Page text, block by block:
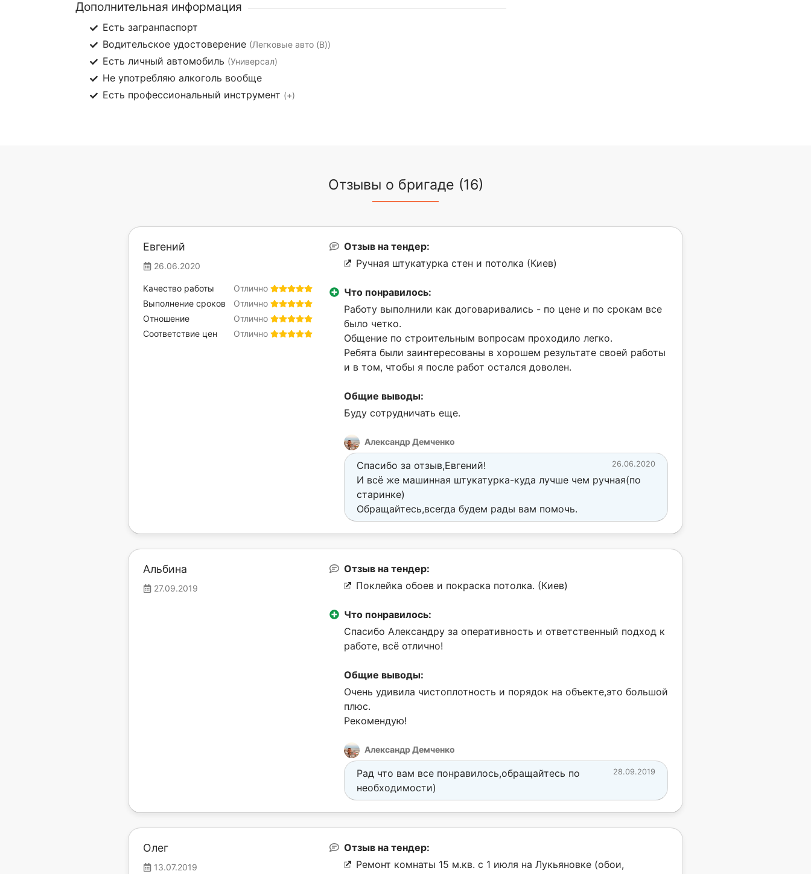
Дополнительная информация
Есть загранпаспорт
Водительское удостоверение (Легковые авто (B))
Есть личный автомобиль (Универсал)
Не употребляю алкоголь вообще
Есть профессиональный инструмент (+)
Отзывы о бригаде (16)
Евгений
26.06.2020
Отлично
Качество работы
Отлично
Выполнение сроков
Отлично
Отношение
Отлично
Соответствие цен
Отзыв на тендер:
Ручная штукатурка стен и потолка (Киев)
Что понравилось:
Работу выполнили как договаривались - по цене и по срокам все
было четко.
Общение по строительным вопросам проходило легко.
Ребята были заинтересованы в хорошем результате своей работы
и в том, чтобы я после работ остался доволен.
Общие выводы:
Буду сотрудничать еще.
Александр Демченко
26.06.2020
Спасибо за отзыв,Евгений!
И всё же машинная штукатурка-куда лучше чем ручная(по
старинке)
Обращайтесь,всегда будем рады вам помочь.
Альбина
27.09.2019
Отзыв на тендер:
Поклейка обоев и покраска потолка. (Киев)
Что понравилось:
Спасибо Александру за оперативность и ответственный подход к
работе, всё отлично!
Общие выводы:
Очень удивила чистоплотность и порядок на объекте,это большой
плюс.
Рекомендую!
Александр Демченко
28.09.2019
Рад что вам все понравилось,обращайтесь по
необходимости)
Олег
13.07.2019
Отзыв на тендер:
Ремонт комнаты 15 м.кв. с 1 июля на Лукьяновке (обои,